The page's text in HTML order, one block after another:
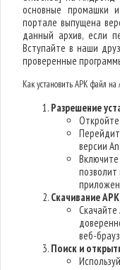
основные промашки
портале выпущена
данный архив, если
Вступайте в наши
проверенные
Как установить APK файл на
Разрешение
Откройте
версии
позволит
Скачивание
Скачайте
веб-
Поиск и